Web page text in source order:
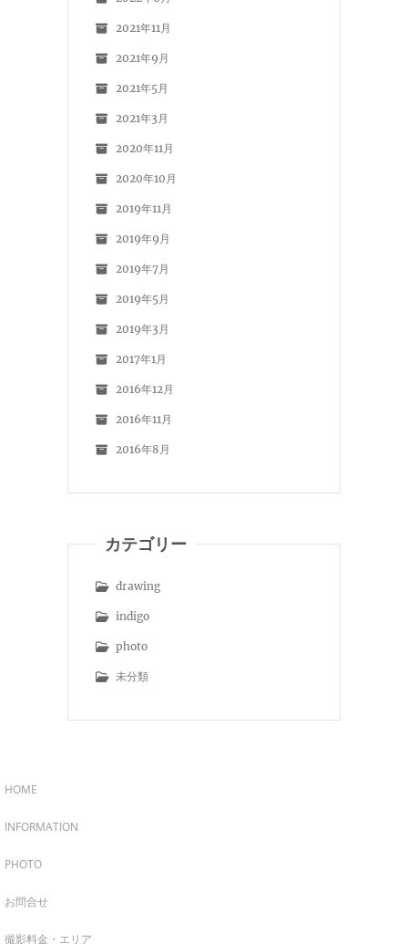
2021年11月
2021年9月
2021年5月
2021年3月
2020年11月
2020年10月
2019年11月
2019年9月
2019年7月
2019年5月
2019年3月
2017年1月
2016年12月
2016年11月
2016年8月
カテゴリー
drawing
indigo
photo
未分類
HOME
INFORMATION
PHOTO
お問合せ
撮影料金・エリア